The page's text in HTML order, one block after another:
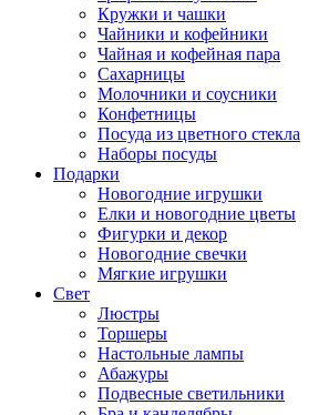
Кружки и чашки
Чайники и кофейники
Чайная и кофейная пара
Сахарницы
Молочники и соусники
Конфетницы
Посуда из цветного стекла
Наборы посуды
Подарки
Новогодние игрушки
Елки и новогодние цветы
Фигурки и декор
Новогодние свечки
Мягкие игрушки
Свет
Люстры
Торшеры
Настольные лампы
Абажуры
Подвесные светильники